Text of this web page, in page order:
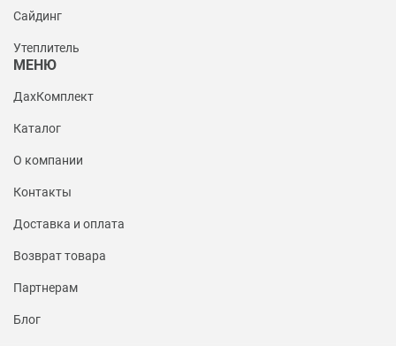
Сайдинг
Утеплитель
МЕНЮ
ДахКомплект
Каталог
О компании
Контакты
Доставка и оплата
Возврат товара
Партнерам
Блог